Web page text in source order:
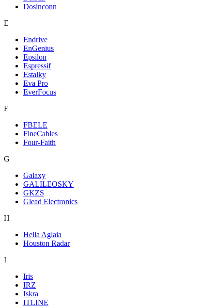
Dosinconn
E
Endrive
EnGenius
Epsilon
Espressif
Estalky
Eva Pro
EverFocus
F
FBELE
FineCables
Four-Faith
G
Galaxy
GALILEOSKY
GKZS
Glead Electronics
H
Hella Aglaia
Houston Radar
I
Iris
IRZ
Iskra
ITLINE